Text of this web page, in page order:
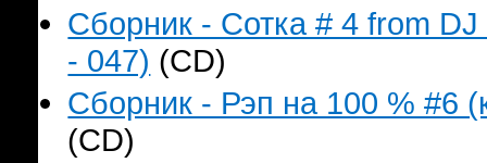
Сборник - Сотка # 4 from
- 047) (CD)
Сборник - Рэп на 100 % #6
(CD)